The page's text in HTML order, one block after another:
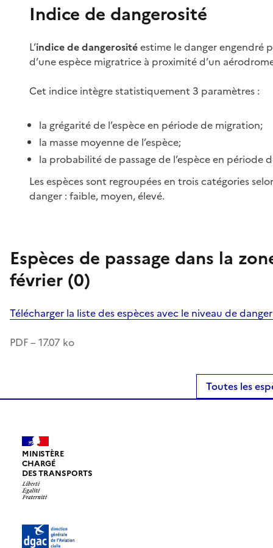
Indice de dangerosité
L’indice de dangerositéestime le danger engendré
d’une espèce migratrice à proximité d’un
Cet indice intègre statistiquement 3 paramètres :
la grégarité de l’espèce en période de migration;
la masse moyenne de l’espèce;
la probabilité de passage de l’espèce en période
Les espèces sont regroupées en trois catégories
danger : faible, moyen, élevé.
Espèces de passage dans la
février (0)
Télécharger la liste des espèces avec le niveau de
PDF – 17.07 ko
Toutes les
MINISTÈRE
CHARGÉ
DES TRANSPORTS